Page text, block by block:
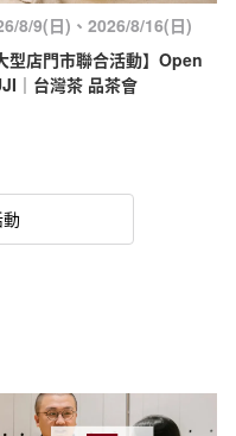
8/9(日)、2026/8/16(日)
型店門市聯合活動】Open
｜台灣茶 品茶會